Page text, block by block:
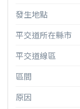
發生地點
平交道所在縣市
平交道線區
區間
原因